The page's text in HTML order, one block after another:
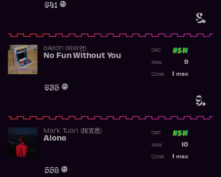
8.
641
9.
​eAeon (이이언)
No Fun Without You
635
Ost:
9
Max:
msc
Czas:
Mark Tuan (段宜恩)
Alone
559
Ost:
10
Max:
msc
Czas: